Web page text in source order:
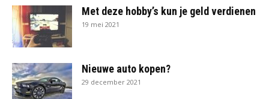
Met deze hobby’s kun je geld verdienen
19 mei 2021
Nieuwe auto kopen?
29 december 2021